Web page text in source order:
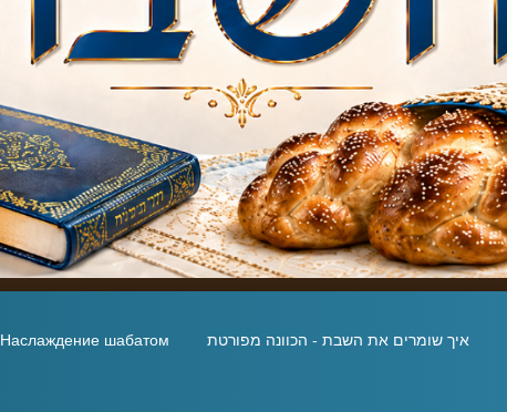
איך שומרים את השבת - הכוונה מפורטת Наслаждение шабатом